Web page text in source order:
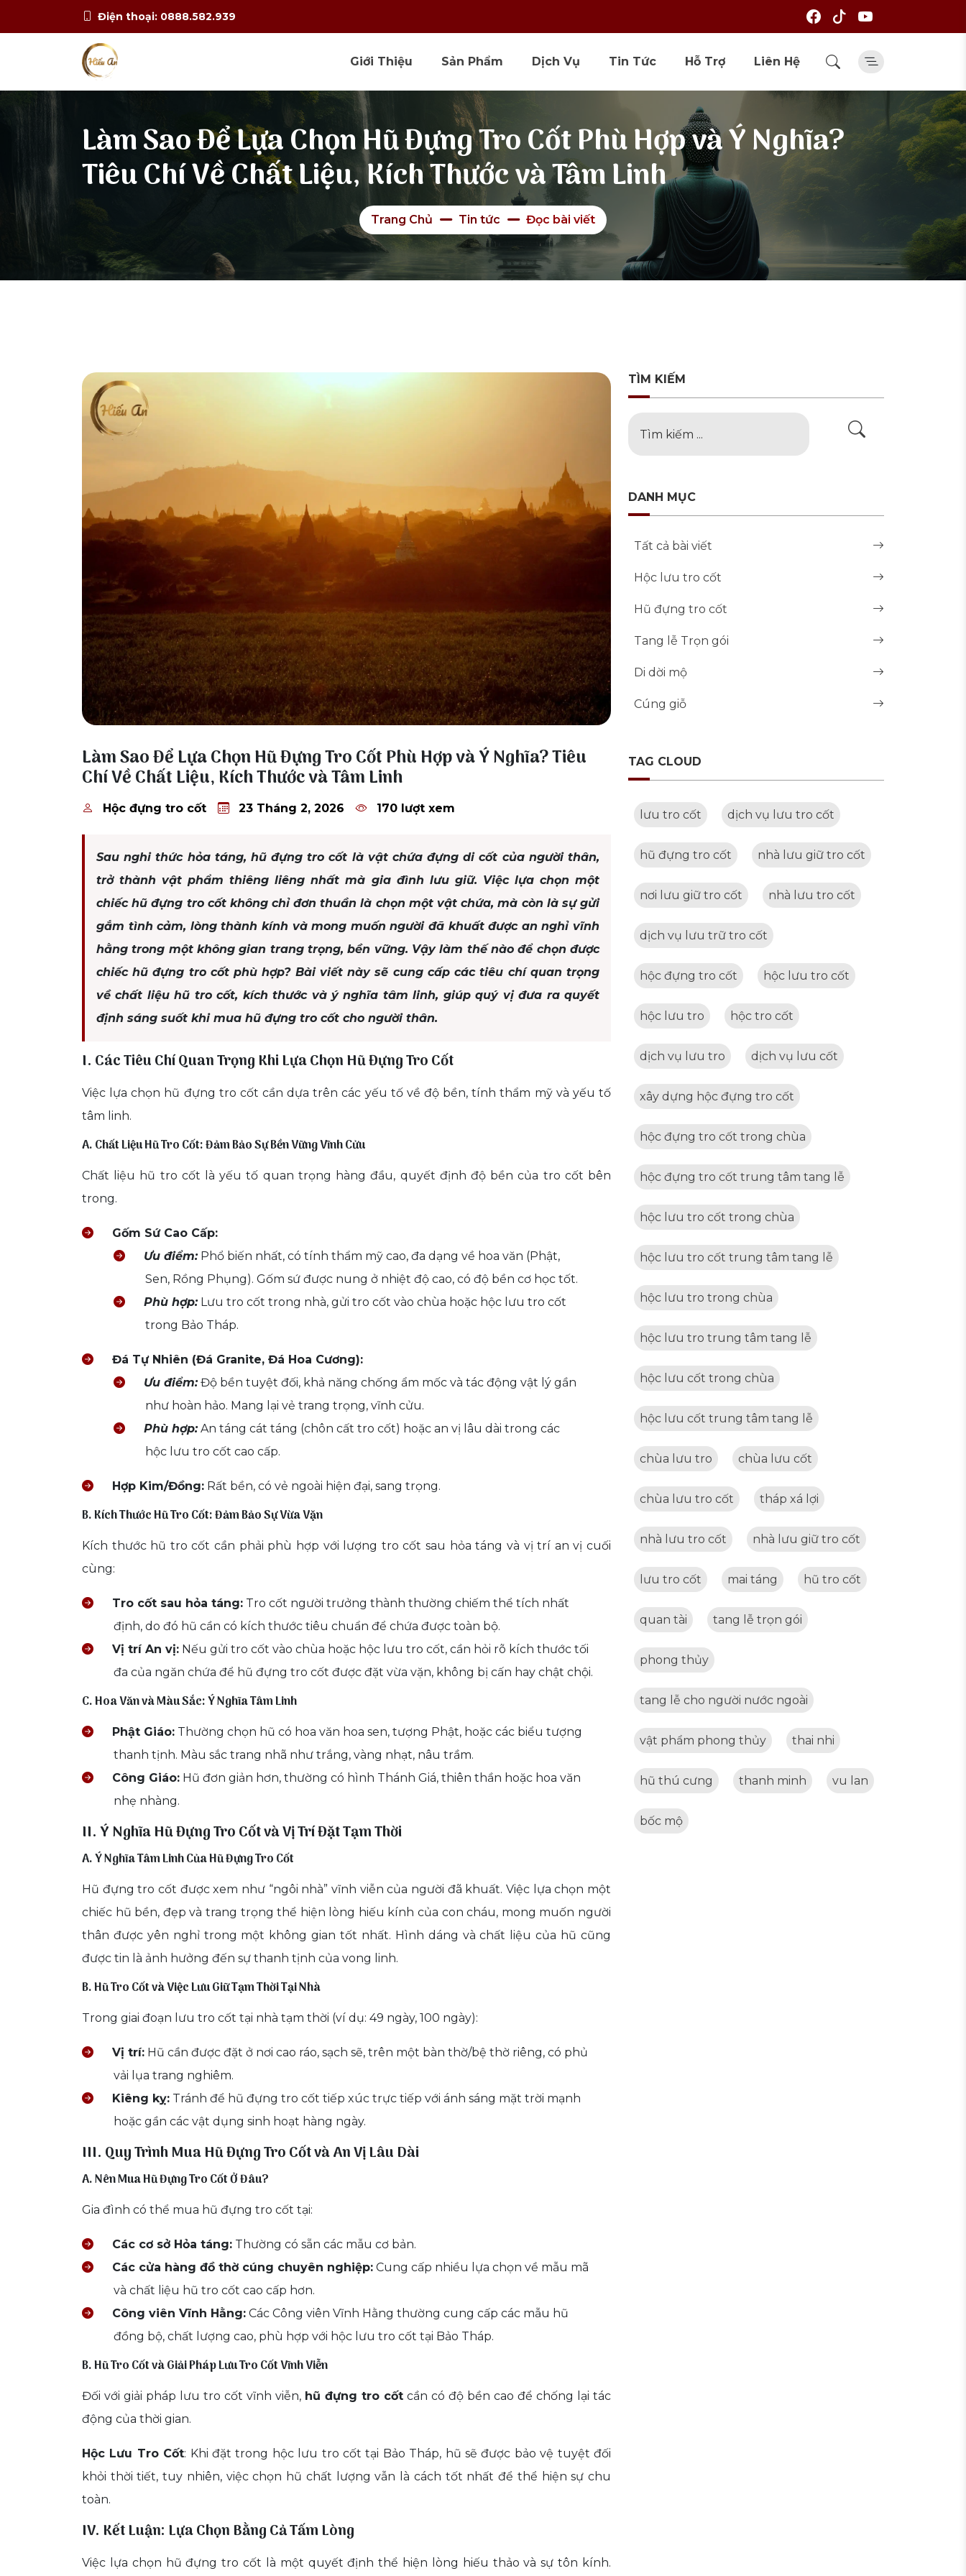
Điện thoại: 0888.582.939
Giới Thiệu Sản Phẩm Dịch Vụ Tin Tức Hỗ Trợ Liên Hệ
Làm Sao Để Lựa Chọn Hũ Đựng Tro Cốt Phù Hợp và Ý Nghĩa?
Tiêu Chí Về Chất Liệu, Kích Thước và Tâm Linh
Trang Chủ Tin tức Đọc bài viết
Làm Sao Để Lựa Chọn Hũ Đựng Tro Cốt Phù Hợp và Ý Nghĩa? Tiêu
Chí Về Chất Liệu, Kích Thước và Tâm Linh
Hộc đựng tro cốt 23 Tháng 2, 2026 170 lượt xem
Sau nghi thức hỏa táng, hũ đựng tro cốt là vật chứa đựng di cốt của người thân,
trở thành vật phẩm thiêng liêng nhất mà gia đình lưu giữ. Việc lựa chọn một
chiếc hũ đựng tro cốt không chỉ đơn thuần là chọn một vật chứa, mà còn là sự gửi
gắm tình cảm, lòng thành kính và mong muốn người đã khuất được an nghỉ vĩnh
hằng trong một không gian trang trọng, bền vững. Vậy làm thế nào để chọn được
chiếc hũ đựng tro cốt phù hợp? Bài viết này sẽ cung cấp các tiêu chí quan trọng
về chất liệu hũ tro cốt, kích thước và ý nghĩa tâm linh, giúp quý vị đưa ra quyết
định sáng suốt khi mua hũ đựng tro cốt cho người thân.
I. Các Tiêu Chí Quan Trọng Khi Lựa Chọn Hũ Đựng Tro Cốt
Việc lựa chọn hũ đựng tro cốt cần dựa trên các yếu tố về độ bền, tính thẩm mỹ và yếu tố
tâm linh.
A. Chất Liệu Hũ Tro Cốt: Đảm Bảo Sự Bền Vững Vĩnh Cửu
Chất liệu hũ tro cốt là yếu tố quan trọng hàng đầu, quyết định độ bền của tro cốt bên
trong.
Gốm Sứ Cao Cấp:
Ưu điểm:Phổ biến nhất, có tính thẩm mỹ cao, đa dạng về hoa văn (Phật,
Sen, Rồng Phụng). Gốm sứ được nung ở nhiệt độ cao, có độ bền cơ học tốt.
Phù hợp:Lưu tro cốt trong nhà, gửi tro cốt vào chùa hoặc hộc lưu tro cốt
trong Bảo Tháp.
Đá Tự Nhiên (Đá Granite, Đá Hoa Cương):
Ưu điểm:Độ bền tuyệt đối, khả năng chống ẩm mốc và tác động vật lý gần
như hoàn hảo. Mang lại vẻ trang trọng, vĩnh cửu.
Phù hợp:An táng cát táng (chôn cất tro cốt) hoặc an vị lâu dài trong các
hộc lưu tro cốt cao cấp.
Hợp Kim/Đồng: Rất bền, có vẻ ngoài hiện đại, sang trọng.
B. Kích Thước Hũ Tro Cốt: Đảm Bảo Sự Vừa Vặn
Kích thước hũ tro cốt cần phải phù hợp với lượng tro cốt sau hỏa táng và vị trí an vị cuối
cùng:
Tro cốt sau hỏa táng: Tro cốt người trưởng thành thường chiếm thể tích nhất
định, do đó hũ cần có kích thước tiêu chuẩn để chứa được toàn bộ.
Vị trí An vị: Nếu gửi tro cốt vào chùa hoặc hộc lưu tro cốt, cần hỏi rõ kích thước tối
đa của ngăn chứa để hũ đựng tro cốt được đặt vừa vặn, không bị cấn hay chật chội.
C. Hoa Văn và Màu Sắc: Ý Nghĩa Tâm Linh
Phật Giáo: Thường chọn hũ có hoa văn hoa sen, tượng Phật, hoặc các biểu tượng
thanh tịnh. Màu sắc trang nhã như trắng, vàng nhạt, nâu trầm.
Công Giáo: Hũ đơn giản hơn, thường có hình Thánh Giá, thiên thần hoặc hoa văn
nhẹ nhàng.
II. Ý Nghĩa Hũ Đựng Tro Cốt và Vị Trí Đặt Tạm Thời
A. Ý Nghĩa Tâm Linh Của Hũ Đựng Tro Cốt
Hũ đựng tro cốt được xem như “ngôi nhà” vĩnh viễn của người đã khuất. Việc lựa chọn một
chiếc hũ bền, đẹp và trang trọng thể hiện lòng hiếu kính của con cháu, mong muốn người
thân được yên nghỉ trong một không gian tốt nhất. Hình dáng và chất liệu của hũ cũng
được tin là ảnh hưởng đến sự thanh tịnh của vong linh.
B. Hũ Tro Cốt và Việc Lưu Giữ Tạm Thời Tại Nhà
Trong giai đoạn lưu tro cốt tại nhà tạm thời (ví dụ: 49 ngày, 100 ngày):
Vị trí: Hũ cần được đặt ở nơi cao ráo, sạch sẽ, trên một bàn thờ/bệ thờ riêng, có phủ
vải lụa trang nghiêm.
Kiêng kỵ: Tránh để hũ đựng tro cốt tiếp xúc trực tiếp với ánh sáng mặt trời mạnh
hoặc gần các vật dụng sinh hoạt hàng ngày.
III. Quy Trình Mua Hũ Đựng Tro Cốt và An Vị Lâu Dài
A. Nên Mua Hũ Đựng Tro Cốt Ở Đâu?
Gia đình có thể mua hũ đựng tro cốt tại:
Các cơ sở Hỏa táng: Thường có sẵn các mẫu cơ bản.
Các cửa hàng đồ thờ cúng chuyên nghiệp: Cung cấp nhiều lựa chọn về mẫu mã
và chất liệu hũ tro cốt cao cấp hơn.
Công viên Vĩnh Hằng: Các Công viên Vĩnh Hằng thường cung cấp các mẫu hũ
đồng bộ, chất lượng cao, phù hợp với hộc lưu tro cốt tại Bảo Tháp.
B. Hũ Tro Cốt và Giải Pháp Lưu Tro Cốt Vĩnh Viễn
Đối với giải pháp lưu tro cốt vĩnh viễn, hũ đựng tro cốt cần có độ bền cao để chống lại tác
động của thời gian.
Hộc Lưu Tro Cốt: Khi đặt trong hộc lưu tro cốt tại Bảo Tháp, hũ sẽ được bảo vệ tuyệt đối
khỏi thời tiết, tuy nhiên, việc chọn hũ chất lượng vẫn là cách tốt nhất để thể hiện sự chu
toàn.
IV. Kết Luận: Lựa Chọn Bằng Cả Tấm Lòng
Việc lựa chọn hũ đựng tro cốt là một quyết định thể hiện lòng hiếu thảo và sự tôn kính.
TÌM KIẾM
DANH MỤC
Tất cả bài viết
Hộc lưu tro cốt
Hũ đựng tro cốt
Tang lễ Trọn gói
Di dời mộ
Cúng giỗ
TAG CLOUD
lưu tro cốt dịch vụ lưu tro cốt
hũ đựng tro cốt nhà lưu giữ tro cốt
nơi lưu giữ tro cốt nhà lưu tro cốt
dịch vụ lưu trữ tro cốt
hộc đựng tro cốt hộc lưu tro cốt
hộc lưu tro hộc tro cốt
dịch vụ lưu tro dịch vụ lưu cốt
xây dựng hộc đựng tro cốt
hộc đựng tro cốt trong chùa
hộc đựng tro cốt trung tâm tang lễ
hộc lưu tro cốt trong chùa
hộc lưu tro cốt trung tâm tang lễ
hộc lưu tro trong chùa
hộc lưu tro trung tâm tang lễ
hộc lưu cốt trong chùa
hộc lưu cốt trung tâm tang lễ
chùa lưu tro chùa lưu cốt
chùa lưu tro cốt tháp xá lợi
nhà lưu tro cốt nhà lưu giữ tro cốt
lưu tro cốt mai táng hũ tro cốt
quan tài tang lễ trọn gói
phong thủy
tang lễ cho người nước ngoài
vật phẩm phong thủy thai nhi
hũ thú cưng thanh minh vu lan
bốc mộ